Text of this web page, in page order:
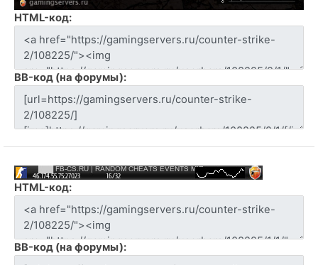
HTML-код:
BB-код (на форумы):
HTML-код:
BB-код (на форумы):